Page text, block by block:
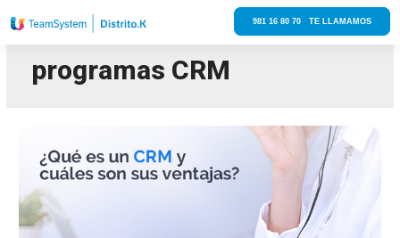
981 16 80 70 TE LLAMAMOS
programas CRM